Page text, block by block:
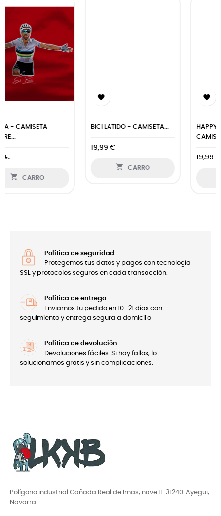
BICI LATIDO - CAMISETA...
HAPPY CYCLING -
Política de seguridad
Protegemos tus datos y pagos con tecnología
SSL y protocolos seguros en cada transacción.
Política de entrega
Enviamos tu pedido en 10–21 días con
seguimiento y entrega segura a domicilio
Política de devolución
Devoluciones fáciles. Si hay fallos, lo
solucionamos gratis y sin complicaciones.
Polígono industrial Cañada Real de Imas, nave 11. 31240. Ayegui,
Navarra